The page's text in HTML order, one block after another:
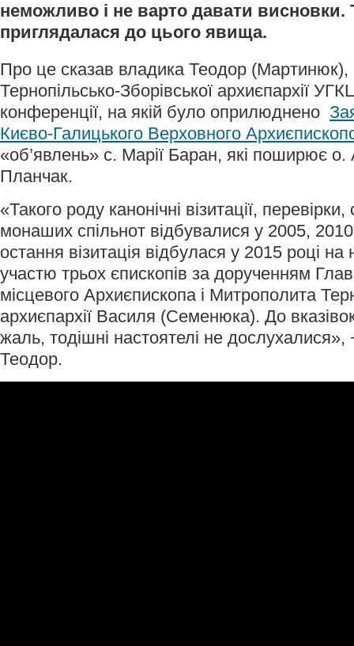
неможливо і не варто давати
приглядалася до цього явища.
Про це сказав владика Теодор (Мартинюк),
Тернопільсько-Зборівської архиєпархії
конференції, на якій було оприлюднено
Києво-Галицького Верховного
«об’явлень» с. Марії Баран, які поширює о.
Планчак.
«Такого роду канонічні візитації,
монаших спільнот відбувалися у 2005,
остання візитація відбулася у 2015 році
участю трьох єпископів за дорученням
місцевого Архиєпископа і Митрополита
архиєпархії Василя (Семенюка). До
жаль, тодішні настоятелі не
Теодор.